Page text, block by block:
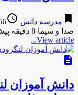
bookmark مدرسه دانش access_time
ago
صدا و سیما-8 دقیقه پیش سایت خبری زندگی باران فیلم
View article...
description
دانش آموزان